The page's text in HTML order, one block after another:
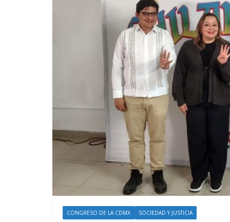
CONGRESO DE LA CDMX SOCIEDAD Y JUSTICIA